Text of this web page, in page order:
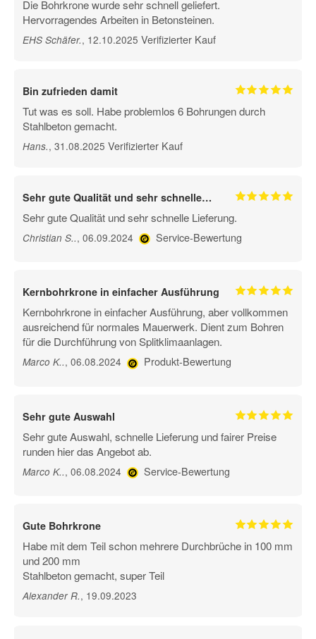
Die Bohrkrone wurde sehr schnell geliefert.
Hervorragendes Arbeiten in Betonsteinen.
EHS Schäfer., 12.10.2025Verifizierter Kauf
Bin zufrieden damit
Tut was es soll. Habe problemlos 6 Bohrungen durch
Stahlbeton gemacht.
Hans., 31.08.2025Verifizierter Kauf
Sehr gute Qualität und sehr schnelle…
Sehr gute Qualität und sehr schnelle Lieferung.
Christian S.., 06.09.2024 Service-Bewertung
Kernbohrkrone in einfacher Ausführung
Kernbohrkrone in einfacher Ausführung, aber vollkommen
ausreichend für normales Mauerwerk. Dient zum Bohren
für die Durchführung von Splitklimaanlagen.
Marco K.., 06.08.2024 Produkt-Bewertung
Sehr gute Auswahl
Sehr gute Auswahl, schnelle Lieferung und fairer Preise
runden hier das Angebot ab.
Marco K.., 06.08.2024 Service-Bewertung
Gute Bohrkrone
Habe mit dem Teil schon mehrere Durchbrüche in 100 mm
und 200 mm
Stahlbeton gemacht, super Teil
Alexander R., 19.09.2023